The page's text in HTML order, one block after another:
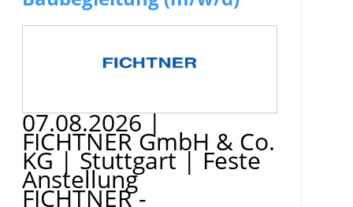
07.08.2026|
FICHTNER GmbH & Co.
KG| Stuttgart|Feste
Anstellung
FICHTNER -